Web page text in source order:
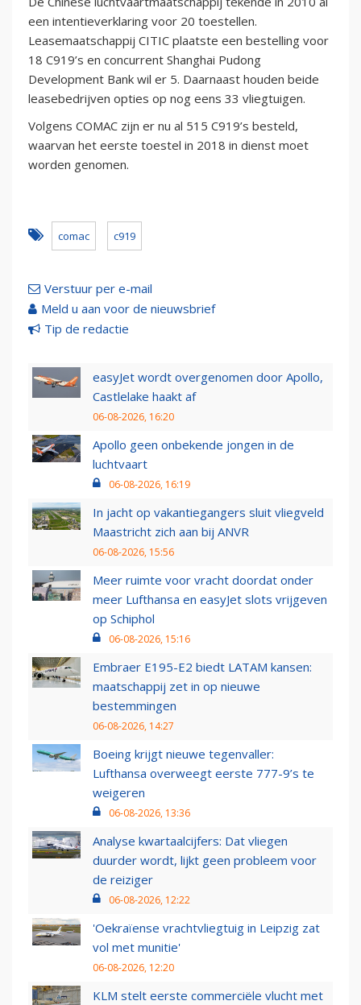
een intentieverklaring voor 20 toestellen.
Leasemaatschappij CITIC plaatste een bestelling voor
18 C919’s en concurrent Shanghai Pudong
Development Bank wil er 5. Daarnaast houden beide
leasebedrijven opties op nog eens 33 vliegtuigen.
Volgens COMAC zijn er nu al 515 C919’s besteld,
waarvan het eerste toestel in 2018 in dienst moet
worden genomen.
comac c919
Verstuur per e-mail
Meld u aan voor de nieuwsbrief
Tip de redactie
easyJet wordt overgenomen door Apollo,
Castlelake haakt af
06-08-2026, 16:20
Apollo geen onbekende jongen in de
luchtvaart
06-08-2026, 16:19
In jacht op vakantiegangers sluit vliegveld
Maastricht zich aan bij ANVR
06-08-2026, 15:56
Meer ruimte voor vracht doordat onder
meer Lufthansa en easyJet slots vrijgeven
op Schiphol
06-08-2026, 15:16
Embraer E195-E2 biedt LATAM kansen:
maatschappij zet in op nieuwe
bestemmingen
06-08-2026, 14:27
Boeing krijgt nieuwe tegenvaller:
Lufthansa overweegt eerste 777-9’s te
weigeren
06-08-2026, 13:36
Analyse kwartaalcijfers: Dat vliegen
duurder wordt, lijkt geen probleem voor
de reiziger
06-08-2026, 12:22
'Oekraïense vrachtvliegtuig in Leipzig zat
vol met munitie'
06-08-2026, 12:20
KLM stelt eerste commerciële vlucht met